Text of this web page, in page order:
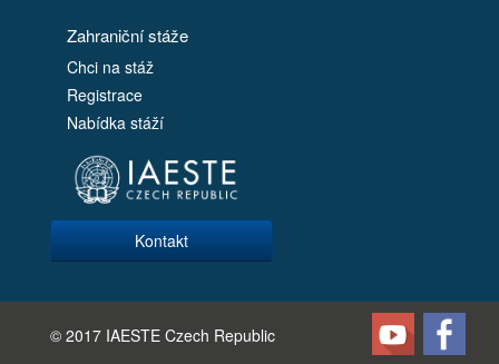
Zahraniční stáže
Chci na stáž
Registrace
Nabídka stáží
Kontakt
© 2017 IAESTE Czech Republic